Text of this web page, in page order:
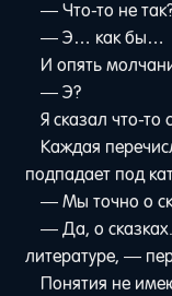
— Что-то не
— Э… как бы…
И опять
— Э?
Я сказал что-то
Каждая
подпадает под
— Мы точно о
— Да, о
литературе, —
Понятия не